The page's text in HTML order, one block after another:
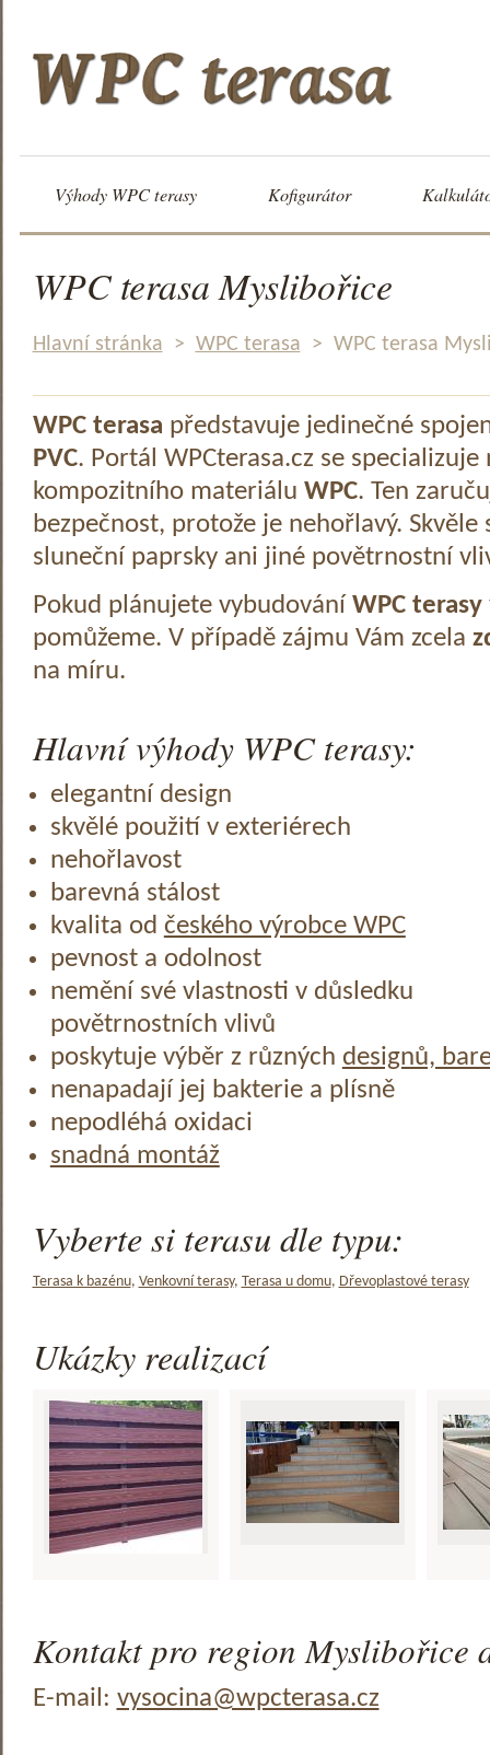
Výhody WPC terasy Kofigurátor
WPC terasa Myslibořice
Hlavní stránka > WPC terasa > WPC terasa
WPC terasa představuje jedinečné
PVC. Portál WPCterasa.cz se specializuje
kompozitního materiálu WPC. Ten
bezpečnost, protože je nehořlavý.
sluneční paprsky ani jiné povětrnostní
Pokud plánujete vybudování WPC terasy
pomůžeme. V případě zájmu Vám zcela
na míru.
Hlavní výhody WPC terasy:
elegantní design
skvělé použití v exteriérech
nehořlavost
barevná stálost
kvalita od českého výrobce WPC
pevnost a odolnost
nemění své vlastnosti v důsledku
povětrnostních vlivů
poskytuje výběr z různých designů,
nenapadají jej bakterie a plísně
nepodléhá oxidaci
snadná montáž
Vyberte si terasu dle typu:
Terasa k bazénu, Venkovní terasy, Terasa u domu, Dřevoplastové terasy
Ukázky realizací
Kontakt pro region Myslibořice
E-mail: vysocina@wpcterasa.cz